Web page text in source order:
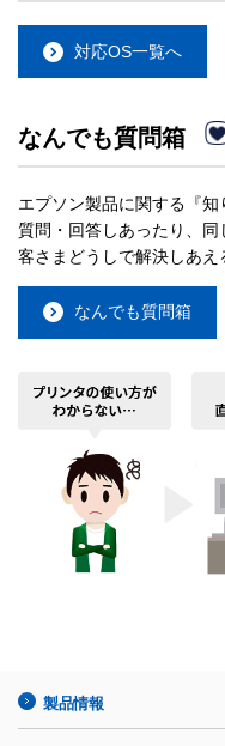
対応OS一覧へ
なんでも質問箱
エプソン製品に関する『
質問・回答しあったり、
客さまどうしで解決しあえ
なんでも質問箱
製品情報